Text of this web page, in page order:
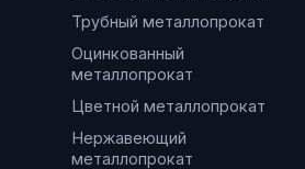
Трубный металлопрокат
Оцинкованный
металлопрокат
Цветной металлопрокат
Нержавеющий
металлопрокат